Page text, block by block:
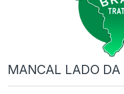
MANCAL LADO